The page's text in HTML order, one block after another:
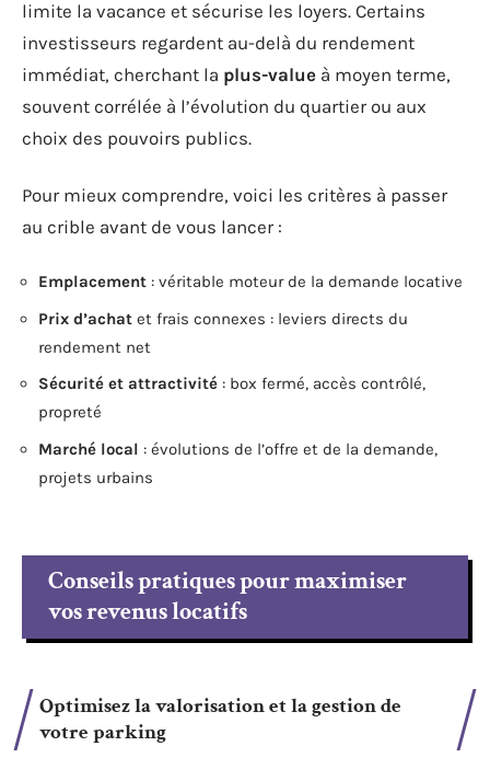
limite la vacance et sécurise les loyers. Certains
investisseurs regardent au-delà du rendement
immédiat, cherchant la plus-value à moyen terme,
souvent corrélée à l’évolution du quartier ou aux
choix des pouvoirs publics.
Pour mieux comprendre, voici les critères à passer
au crible avant de vous lancer :
Emplacement : véritable moteur de la demande locative
Prix d’achat et frais connexes : leviers directs du
rendement net
Sécurité et attractivité : box fermé, accès contrôlé,
propreté
Marché local : évolutions de l’offre et de la demande,
projets urbains
Conseils pratiques pour maximiser
vos revenus locatifs
Optimisez la valorisation et la gestion de
votre parking